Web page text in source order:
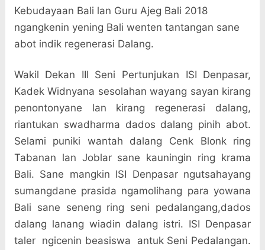
Kebudayaan Bali lan Guru Ajeg Bali 2018
ngangkenin yening Bali wenten tantangan sane
abot indik regenerasi Dalang.
Wakil Dekan III Seni Pertunjukan ISI Denpasar,
Kadek Widnyana sesolahan wayang sayan kirang
penontonyane lan kirang regenerasi dalang,
riantukan swadharma dados dalang pinih abot.
Selami puniki wantah dalang Cenk Blonk ring
Tabanan lan Joblar sane kauningin ring krama
Bali. Sane mangkin ISI Denpasar ngutsahayang
sumangdane prasida ngamolihang para yowana
Bali sane seneng ring seni pedalangang,dados
dalang lanang wiadin dalang istri. ISI Denpasar
taler
ngicenin beasiswa
antuk Seni Pedalangan.